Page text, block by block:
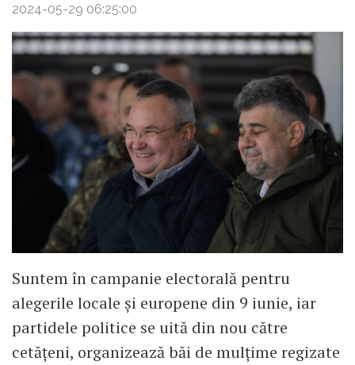
2024-05-29 06:25:00
Suntem în campanie electorală pentru
alegerile locale și europene din 9 iunie, iar
partidele politice se uită din nou către
cetățeni, organizează băi de mulțime regizate